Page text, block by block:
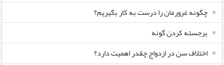
چگونه غرورمان را درست به کار بگیریم؟
برجسته کردن گونه
اختلاف سن در ازدواج چقدر اهمیت دارد؟